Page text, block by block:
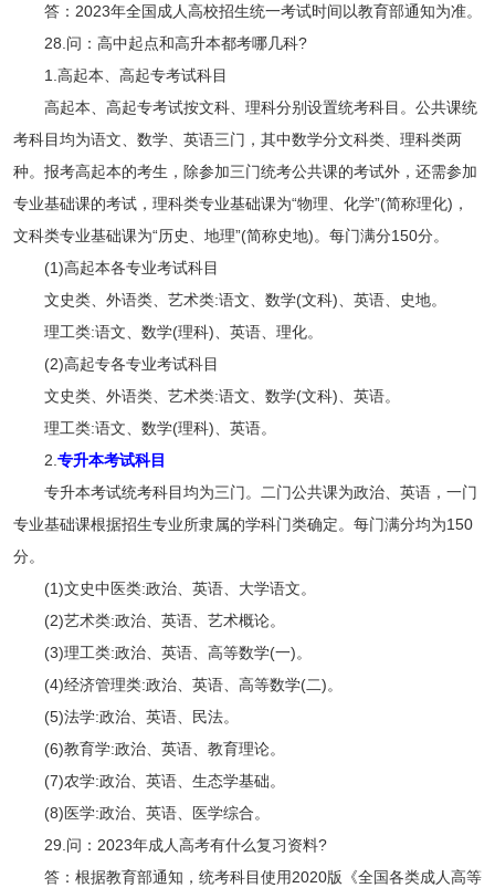
答：2023年全国成人高校招生统一考试时间以教育部通知为准。
28.问：高中起点和高升本都考哪几科?
1.高起本、高起专考试科目
高起本、高起专考试按文科、理科分别设置统考科目。公共课统
考科目均为语文、数学、英语三门，其中数学分文科类、理科类两
种。报考高起本的考生，除参加三门统考公共课的考试外，还需参加
专业基础课的考试，理科类专业基础课为“物理、化学”(简称理化)，
文科类专业基础课为“历史、地理”(简称史地)。每门满分150分。
(1)高起本各专业考试科目
文史类、外语类、艺术类:语文、数学(文科)、英语、史地。
理工类:语文、数学(理科)、英语、理化。
(2)高起专各专业考试科目
文史类、外语类、艺术类:语文、数学(文科)、英语。
理工类:语文、数学(理科)、英语。
2. 专升本考试科目
专升本考试统考科目均为三门。二门公共课为政治、英语，一门
专业基础课根据招生专业所隶属的学科门类确定。每门满分均为150
分。
(1)文史中医类:政治、英语、大学语文。
(2)艺术类:政治、英语、艺术概论。
(3)理工类:政治、英语、高等数学(一)。
(4)经济管理类:政治、英语、高等数学(二)。
(5)法学:政治、英语、民法。
(6)教育学:政治、英语、教育理论。
(7)农学:政治、英语、生态学基础。
(8)医学:政治、英语、医学综合。
29.问：2023年成人高考有什么复习资料?
答：根据教育部通知，统考科目使用2020版《全国各类成人高等